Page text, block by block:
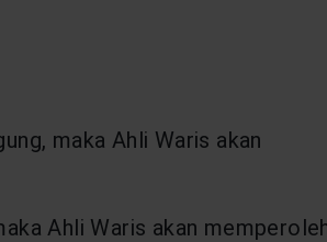
maka Ahli Waris akan
Ahli Waris akan